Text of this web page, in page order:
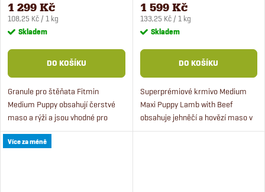
1 299 Kč
Měrná
cena:
108,25 Kč / 1 kg
Skladem
DO KOŠÍKU
Granule pro štěňata Fitmin
Medium Puppy obsahují čerstvé
maso a rýži a jsou vhodné pro
všechna štěňata ve věku od 1
měsíce až do 18 měsíců. Krmivo
1 599 Kč
Měrná
cena:
133,25 Kč / 1 kg
Skladem
DO KOŠÍKU
Superprémiové krmivo Medium
Maxi Puppy Lamb with Beef
obsahuje jehněčí a hovězí maso v
kombinaci s rýží a hrachem.
Více za méně